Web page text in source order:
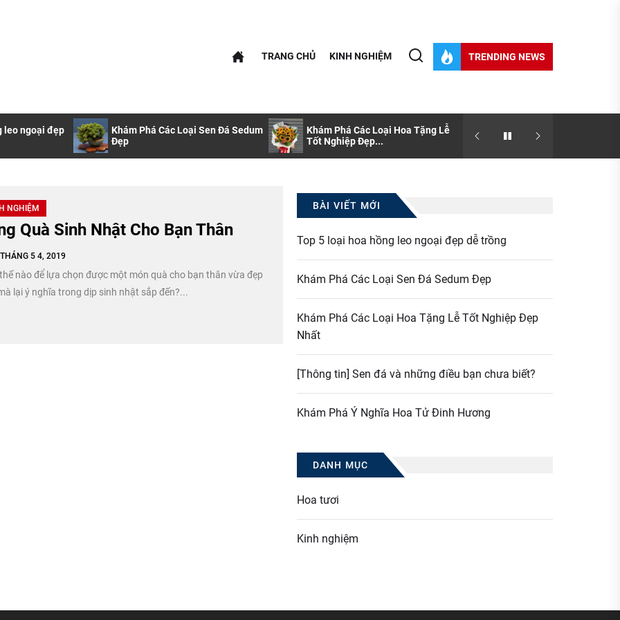
TRANG CHỦ KINH NGHIỆM TRENDING NEWS
leo ngoại đẹp
Khám Phá Các Loại Sen Đá Sedum
Đẹp
Khám Phá Các Loại Hoa Tặng Lễ
Tốt Nghiệp Đẹp...
[Thông tin] Sen đá và
bạn chưa biết?
NGHIỆM
Quà Sinh Nhật Cho Bạn Thân
THÁNG 5 4, 2019
nào để lựa chọn được một món quà cho bạn thân vừa đẹp
lại ý nghĩa trong dịp sinh nhật sắp đến?...
BÀI VIẾT MỚI
Top 5 loại hoa hồng leo ngoại đẹp dễ trồng
Khám Phá Các Loại Sen Đá Sedum Đẹp
Khám Phá Các Loại Hoa Tặng Lễ Tốt Nghiệp Đẹp
Nhất
[Thông tin] Sen đá và những điều bạn chưa biết?
Khám Phá Ý Nghĩa Hoa Tử Đinh Hương
DANH MỤC
Hoa tươi
Kinh nghiệm